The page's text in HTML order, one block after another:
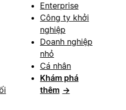
Enterprise
Công ty khởi
nghiệp
Doanh nghiệp
nhỏ
Cá nhân
Khám phá
thêm →